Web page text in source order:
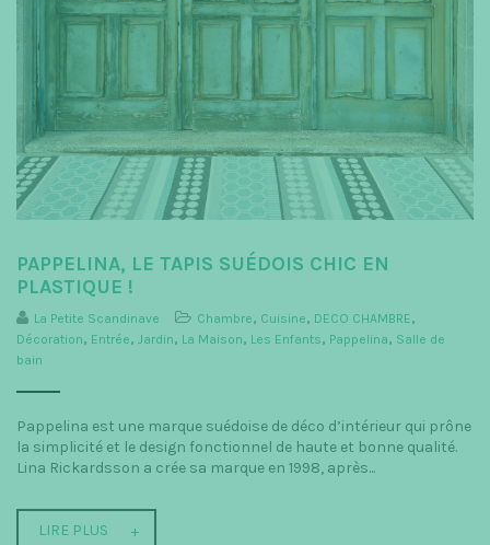
PAPPELINA, LE TAPIS SUÉDOIS CHIC EN
PLASTIQUE !
La Petite Scandinave Chambre, Cuisine, DECO CHAMBRE,
Décoration, Entrée, Jardin, La Maison, Les Enfants, Pappelina, Salle de
bain
Pappelina est une marque suédoise de déco d’intérieur qui prône
la simplicité et le design fonctionnel de haute et bonne qualité.
Lina Rickardsson a crée sa marque en 1998, après...
LIRE PLUS